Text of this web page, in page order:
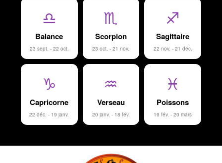
♎
Balance
23 sept. - 22 oct.
♏
Scorpion
23 oct. - 21 nov.
♐
Sagittaire
22 nov. - 21 déc.
♑
Capricorne
22 déc. - 19 janv.
♒
Verseau
20 janv. - 18 fév.
♓
Poissons
19 fév. - 20 mars